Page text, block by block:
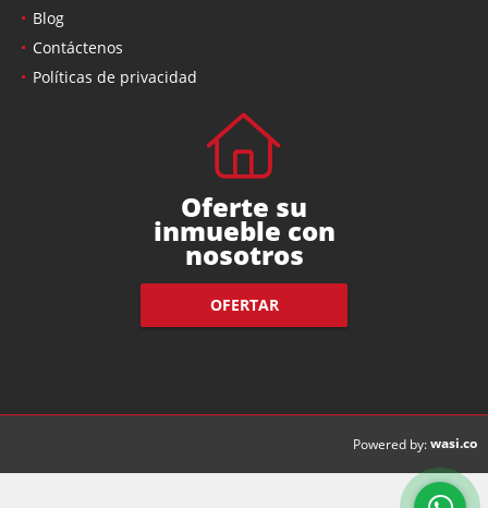
Blog
Contáctenos
Políticas de privacidad
Oferte su
inmueble con
nosotros
OFERTAR
Powered by:wasi.co